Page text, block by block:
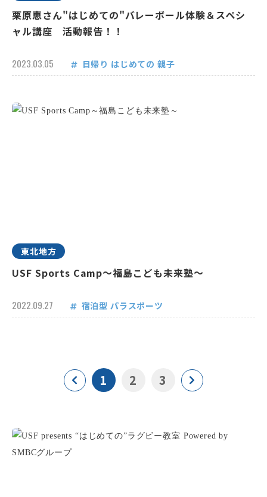
栗原恵さん"はじめての"バレーボール体験＆スペシ
ャル講座 活動報告！！
2023.03.05 日帰り はじめての 親子
東北地方
USF Sports Camp～福島こども未来塾～
2022.09.27 宿泊型 パラスポーツ
1 2 3